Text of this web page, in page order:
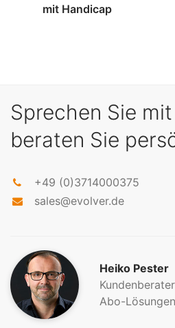
mit Handicap
Sprechen Sie
beraten Sie
+49 (0)3714000375
sales@evolver.de
Heiko Pester
Kundenberater
Abo-